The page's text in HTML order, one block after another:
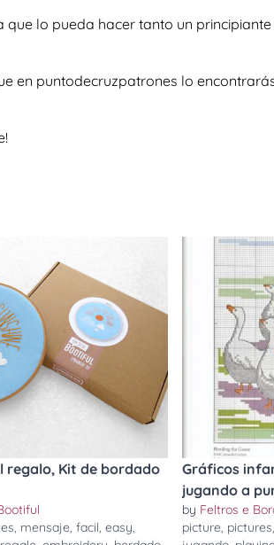
lo pueda hacer tanto un
en puntodecruzpatrones lo
regalo, Kit de bordado
, mensaje, facil, easy,
Gráficos
jugando a
by Feltros e
picture, pictures,